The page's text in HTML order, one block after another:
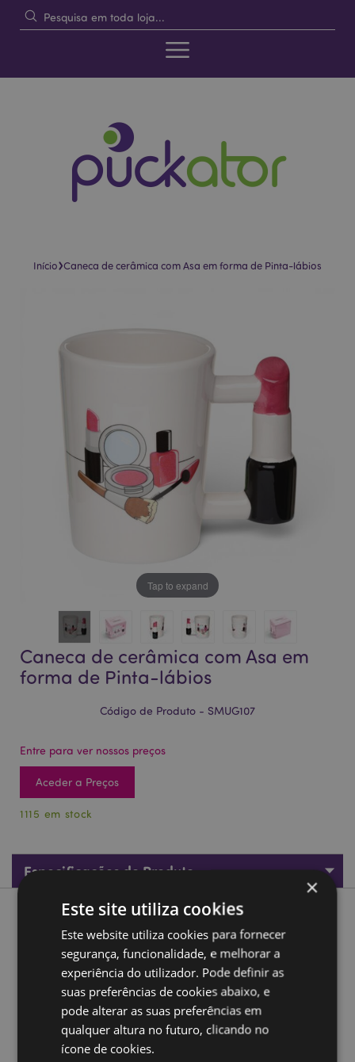
Início›Caneca de cerâmica com Asa em forma de Pinta-lábios
Tap to expand
Caneca de cerâmica com Asa em
forma de Pinta-lábios
Código de Produto - SMUG107
Entre para ver nossos preços
Aceder a Preços
1115 em stock
Especificações do Produto
Descrição do Produto
Caneca de cerâmica com Asa em forma de Pinta-lábios
Material:
Apto para comida:Sim
Apto para microondas:Não
Apto para máquina de lavar loiça:
×
Este site utiliza cookies
Este website utiliza cookies para fornecer
segurança, funcionalidade, e melhorar a
experiência do utilizador. Pode definir as
suas preferências de cookies abaixo, e
pode alterar as suas preferências em
qualquer altura no futuro, clicando no
ícone de cookies.